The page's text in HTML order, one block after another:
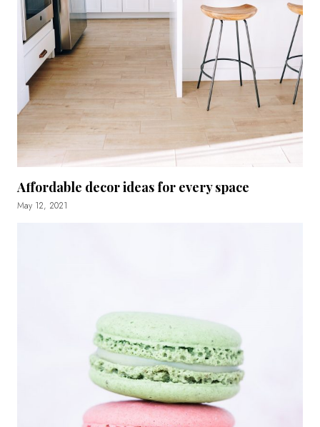
Affordable decor ideas for every space
May 12, 2021